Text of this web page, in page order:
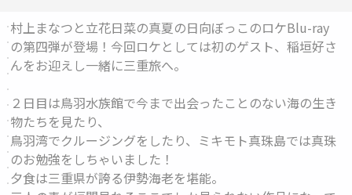
村上まなつと立花日菜の真夏の日向ぼっこのロケBlu-ray
の第四弾が登場！今回ロケとしては初のゲスト、稲垣好さ
んをお迎えし一緒に三重旅へ。
２日目は鳥羽水族館で今まで出会ったことのない海の生き
物たちを見たり、
鳥羽湾でクルージングをしたり、ミキモト真珠島では真珠
のお勉強をしちゃいました！
夕食は三重県が誇る伊勢海老を堪能。